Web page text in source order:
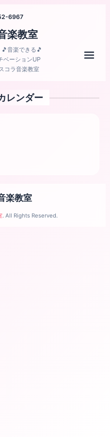
6967
楽教室
音楽できる🎵
ベーションUP
コラ音楽教室
レンダー
楽教室
. All Rights Reserved.